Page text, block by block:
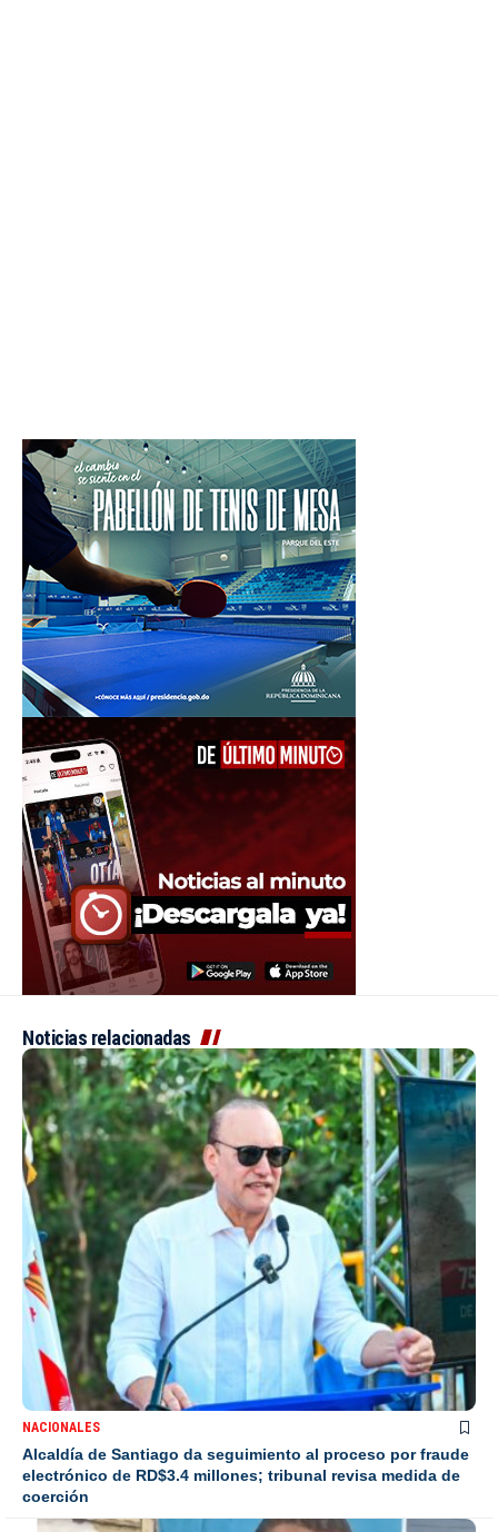
Noticias relacionadas
NACIONALES
Alcaldía de Santiago da seguimiento al proceso por fraude
electrónico de RD$3.4 millones; tribunal revisa medida de
coerción